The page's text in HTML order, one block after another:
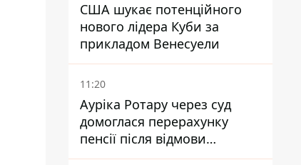
США шукає потенційного
нового лідера Куби за
прикладом Венесуели
11:20
Ауріка Ротару через суд
домоглася перерахунку
пенсії після відмови
Пенсійного фонду